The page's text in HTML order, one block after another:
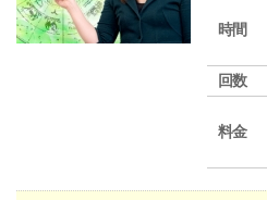
時間
回数
料金